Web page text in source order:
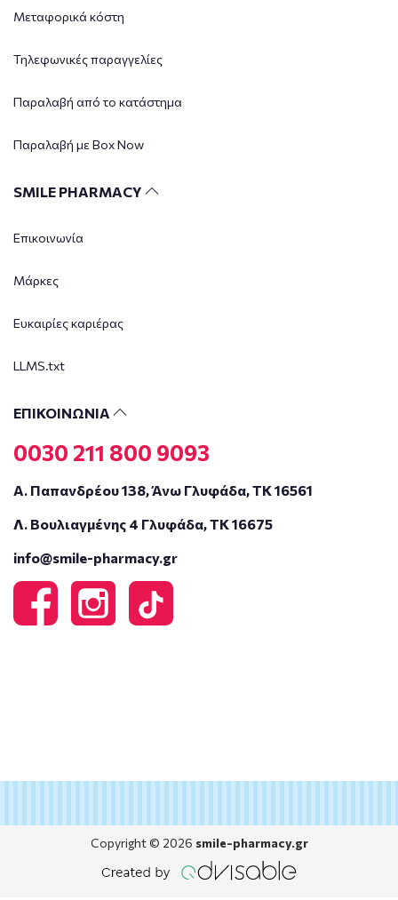
Μεταφορικά κόστη
Τηλεφωνικές παραγγελίες
Παραλαβή από το κατάστημα
Παραλαβή με Box Now
SMILE PHARMACY
Επικοινωνία
Μάρκες
Ευκαιρίες καριέρας
LLMS.txt
ΕΠΙΚΟΙΝΩΝΙΑ
0030 211 800 9093
Α. Παπανδρέου 138, Άνω Γλυφάδα, ΤΚ 16561
Λ. Βουλιαγμένης 4 Γλυφάδα, ΤΚ 16675
info@smile-pharmacy.gr
Copyright © 2026 smile-pharmacy.gr